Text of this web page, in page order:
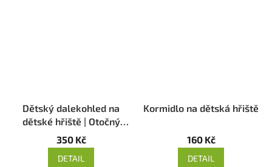
Dětský dalekohled na
dětské hřiště | Otočný
dalekohled EN71
350 Kč
DETAIL
Kormidlo na dětská hřiště
160 Kč
DETAIL